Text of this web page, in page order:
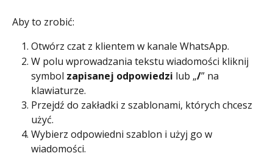
Aby to zrobić:
Otwórz czat z klientem w kanale WhatsApp.
W polu wprowadzania tekstu wiadomości kliknij
symbol zapisanej odpowiedzi lub „/” na
klawiaturze.
Przejdź do zakładki z szablonami, których chcesz
użyć.
Wybierz odpowiedni szablon i użyj go w
wiadomości.